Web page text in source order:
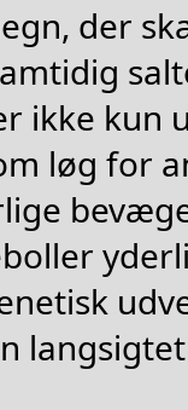
der
ikke kun
løg for